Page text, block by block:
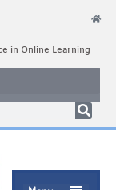
in Online Learning